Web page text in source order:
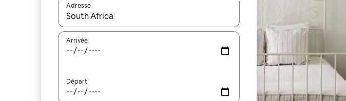
Adresse
Lorsque les résultats s'affichent, utilisez les flèches vers le haut et vers le bas pour
Arrivée
Départ